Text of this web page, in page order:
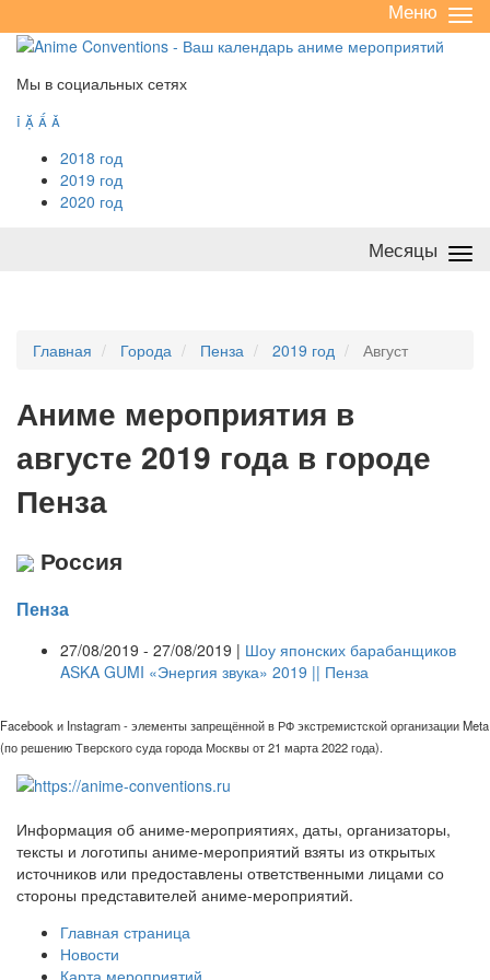
/
Меню
Мы в социальных сетях
   
2018 год
2019 год
2020 год
Месяцы
Главная Города Пенза 2019 год Август
Аниме мероприятия в
августе 2019 года в городе
Пенза
Россия
Пенза
27/08/2019 - 27/08/2019 | Шоу японских барабанщиков
ASKA GUMI «Энергия звука» 2019 || Пенза
Facebook и Instagram - элементы запрещённой в РФ экстремистской организации Meta
(по решению Тверского суда города Москвы от 21 марта 2022 года).
Информация об аниме-мероприятиях, даты, организаторы,
тексты и логотипы аниме-мероприятий взяты из открытых
источников или предоставлены ответственными лицами со
стороны представителей аниме-мероприятий.
Главная страница
Новости